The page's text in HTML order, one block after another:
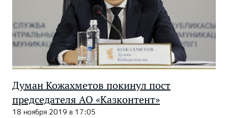
Думан Кожахметов покинул пост
председателя АО «Казконтент»
18 ноября 2019 в 17:05